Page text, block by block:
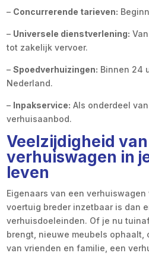
– Concurrerende tarieven:
– Universele dienstverlening:
tot zakelijk vervoer.
–Spoedverhuizingen: Binnen 24
Nederland.
– Inpakservice: Als onderdeel
verhuisaanbod.
Veelzijdigheid
verhuiswagen in
leven
Eigenaars van een
voertuig breder inzetbaar is dan
verhuisdoeleinden. Of je nu
brengt, nieuwe meubels
van vrienden en familie, een